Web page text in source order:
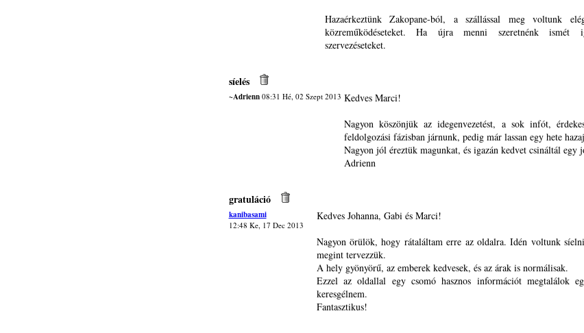
Hazaérkeztünk Zakopane-ból, a szállással meg voltunk
közreműködéseteket. Ha újra menni szeretnénk ismét
szervezéseteket.
síelés
~Adrienn08:31 Hé, 02 Szept 2013 Kedves Marci!
Nagyon köszönjük az idegenvezetést, a sok infót,
feldolgozási fázisban járnunk, pedig már lassan egy hete
Nagyon jól éreztük magunkat, és igazán kedvet csináltál egy
Adrienn
gratuláció
kanibasami
12:48 Ke, 17 Dec 2013
Kedves Johanna, Gabi és Marci!
Nagyon örülök, hogy rátaláltam erre az oldalra. Idén voltunk
megint tervezzük.
A hely gyönyörű, az emberek kedvesek, és az árak is normálisak.
Ezzel az oldallal egy csomó hasznos információt megtalálok
keresgélnem.
Fantasztikus!